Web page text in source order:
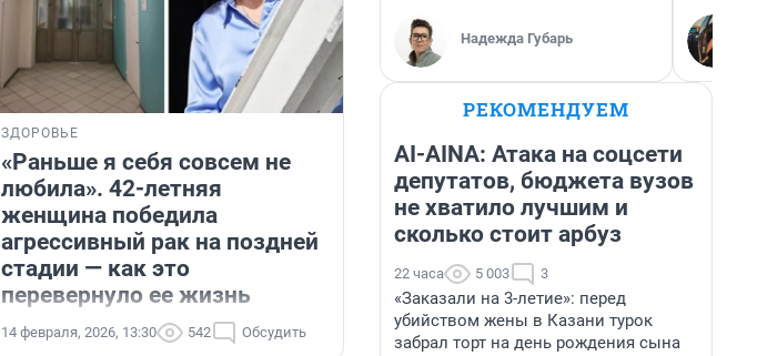
ЗДОРОВЬЕ
«Раньше я себя совсем не
любила». 42-летняя
женщина победила
агрессивный рак на поздней
стадии — как это
перевернуло ее жизнь
14 февраля, 2026, 13:30 542 Обсудить
Надежда Губарь
РЕКОМЕНДУЕМ
AI-AINA: Атака на соцсети
депутатов, бюджета вузов
не хватило лучшим и
сколько стоит арбуз
22 часа 5 003 3
«Заказали на 3-летие»: перед
убийством жены в Казани турок
забрал торт на день рождения сына